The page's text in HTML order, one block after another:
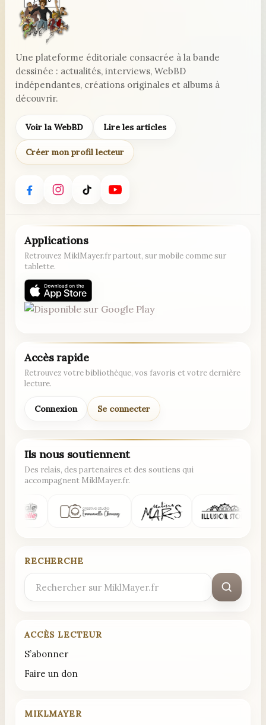
Une plateforme éditoriale consacrée à la bande
dessinée : actualités, interviews, WebBD
indépendantes, créations originales et albums à
découvrir.
Voir la WebBD Lire les articles
Créer mon profil lecteur
Applications
Retrouvez MiklMayer.fr partout, sur mobile comme sur
tablette.
Accès rapide
Retrouvez votre bibliothèque, vos favoris et votre dernière
lecture.
Connexion Se connecter
Ils nous soutiennent
Des relais, des partenaires et des soutiens qui
accompagnent MiklMayer.fr.
RECHERCHE
Rechercher
ACCÈS LECTEUR
S’abonner
Faire un don
MIKLMAYER